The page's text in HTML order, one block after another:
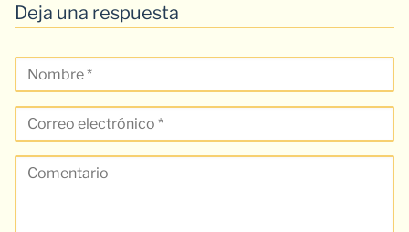
Deja una respuesta